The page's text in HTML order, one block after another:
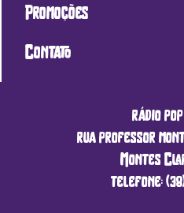
Promoções
Contato
rádio pop
rua professor
Montes
telefone: